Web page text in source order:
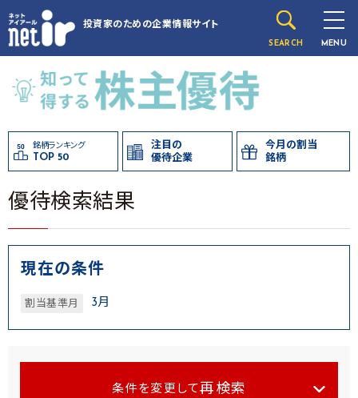
投資家のための企業情報サイト
SEARCH MENU
銘柄ランキング
TOP 50
注目の
優待企業
今月の割当
銘柄
優待検索結果
現在の条件
割当基準月 3月
条件を変更して 再検索